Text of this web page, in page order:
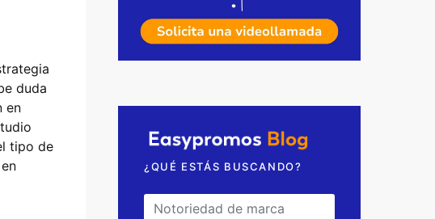
duda
en
tipo de
¿QUÉ ESTÁS BUSCANDO?
Search for: